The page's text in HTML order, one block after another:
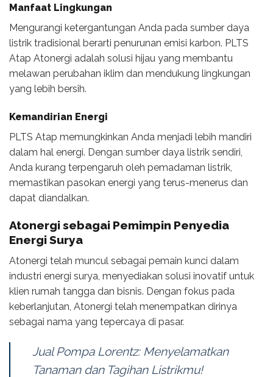
Manfaat Lingkungan
Mengurangi ketergantungan Anda pada sumber daya
listrik tradisional berarti penurunan emisi karbon. PLTS
Atap Atonergi adalah solusi hijau yang membantu
melawan perubahan iklim dan mendukung lingkungan
yang lebih bersih.
Kemandirian Energi
PLTS Atap memungkinkan Anda menjadi lebih mandiri
dalam hal energi. Dengan sumber daya listrik sendiri,
Anda kurang terpengaruh oleh pemadaman listrik,
memastikan pasokan energi yang terus-menerus dan
dapat diandalkan.
Atonergi sebagai Pemimpin Penyedia
Energi Surya
Atonergi telah muncul sebagai pemain kunci dalam
industri energi surya, menyediakan solusi inovatif untuk
klien rumah tangga dan bisnis. Dengan fokus pada
keberlanjutan, Atonergi telah menempatkan dirinya
sebagai nama yang tepercaya di pasar.
Jual Pompa Lorentz: Menyelamatkan
Tanaman dan Tagihan Listrikmu!